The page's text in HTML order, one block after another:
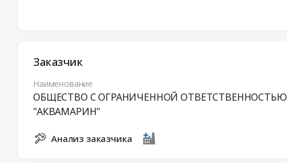
Заказчик
Наименование
ОБЩЕСТВО С ОГРАНИЧЕННОЙ ОТВЕТСТВЕННОСТЬЮ
"АКВАМАРИН"
Анализ заказчика